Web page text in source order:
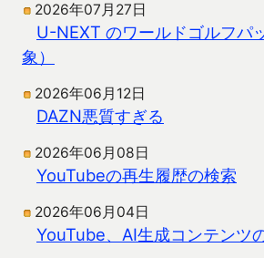
2026年07月27日
U-NEXT のワールドゴルフパ
象）
2026年06月12日
DAZN悪質すぎる
2026年06月08日
YouTubeの再生履歴の検索
2026年06月04日
YouTube、AI生成コンテンツ